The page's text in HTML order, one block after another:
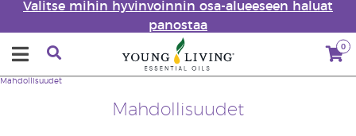
Valitse mihin hyvinvoinnin osa-alueeseen haluat
panostaa
0
Mahdollisuudet
Mahdollisuudet